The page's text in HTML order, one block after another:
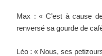
Max : « C’est à cause
renversé sa gourde de
Léo : « Nous, ses